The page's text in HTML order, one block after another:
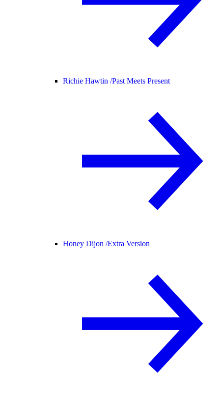
Richie Hawtin /Past Meets Present
Honey Dijon /Extra Version